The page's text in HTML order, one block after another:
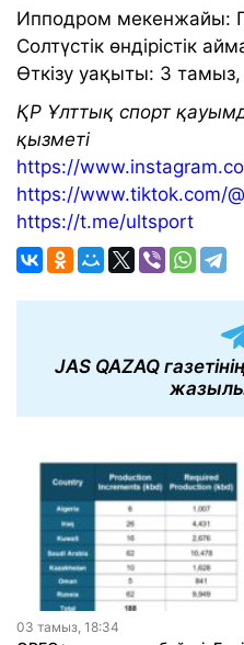
Ипподром мекенжайы:
Солтүстік өндірістік
Өткізу уақыты: 3 тамыз,
ҚР Ұлттық спорт
қызметі
https://
https://www.tiktok.com/
https://t.me/ultsport
JAS QAZAQ
03 тамыз, 18:34